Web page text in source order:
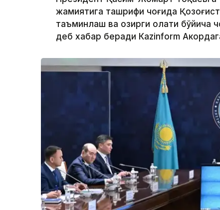
жамиятига ташрифи чоғида
таъминлаш ва ҳозирги ҳолати
деб хабар беради Каzinform